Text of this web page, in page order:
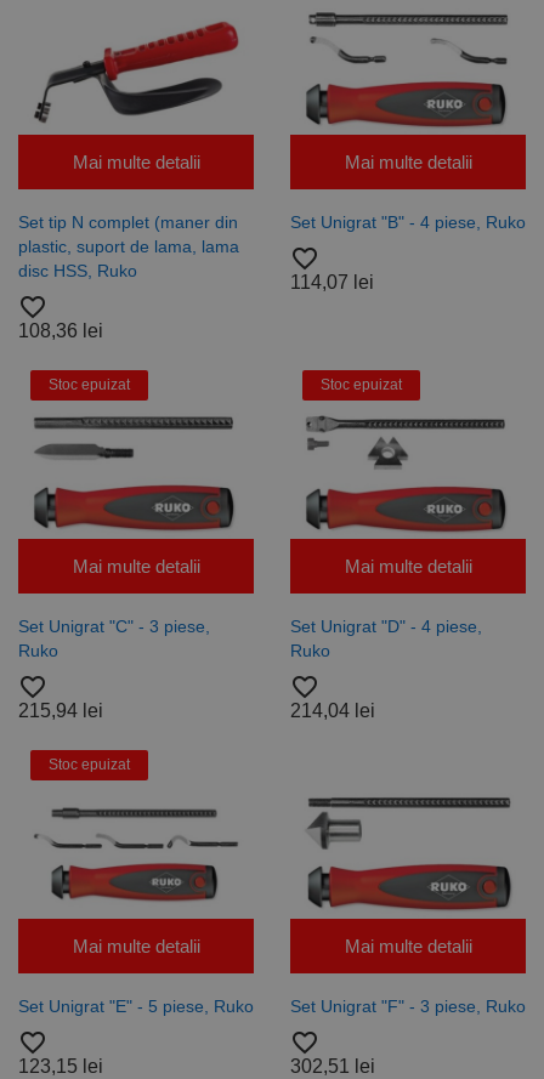
Mai multe detalii
Set tip N complet (maner din
plastic, suport de lama, lama
disc HSS, Ruko
favorite_border
108,36 lei
Mai multe detalii
Set Unigrat "B" - 4 piese, Ruko
favorite_border
114,07 lei
Stoc epuizat
Mai multe detalii
Set Unigrat "C" - 3 piese,
Ruko
favorite_border
215,94 lei
Stoc epuizat
Mai multe detalii
Set Unigrat "D" - 4 piese,
Ruko
favorite_border
214,04 lei
Stoc epuizat
Mai multe detalii
Set Unigrat "E" - 5 piese, Ruko
favorite_border
123,15 lei
Mai multe detalii
Set Unigrat "F" - 3 piese, Ruko
favorite_border
302,51 lei